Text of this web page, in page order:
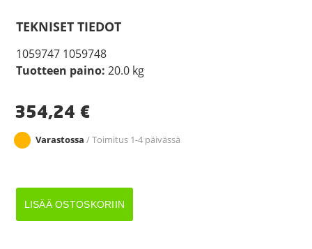
TEKNISET TIEDOT
1059747 1059748
Tuotteen paino: 20.0 kg
354,24 €
Varastossa / Toimitus 1-4 päivässä
AISAPARI
BÖCKMANN
LISÄÄ OSTOSKORIIN